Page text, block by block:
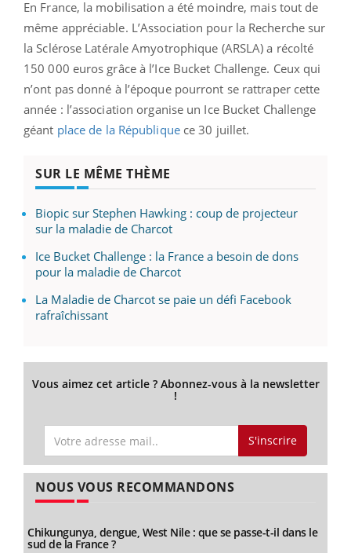
En France, la mobilisation a été moindre, mais tout de
même appréciable. L’Association pour la Recherche sur
la Sclérose Latérale Amyotrophique (ARSLA) a récolté
150 000 euros grâce à l’Ice Bucket Challenge. Ceux qui
n’ont pas donné à l’époque pourront se rattraper cette
année : l’association organise un Ice Bucket Challenge
géant place de la Républiquece 30 juillet.
SUR LE MÊME THÈME
Biopic sur Stephen Hawking : coup de projecteur
sur la maladie de Charcot
Ice Bucket Challenge : la France a besoin de dons
pour la maladie de Charcot
La Maladie de Charcot se paie un défi Facebook
rafraîchissant
Vous aimez cet article ? Abonnez-vous à la newsletter
!
S'inscrire
NOUS VOUS RECOMMANDONS
Chikungunya, dengue, West Nile : que se passe-t-il dans le
sud de la France ?